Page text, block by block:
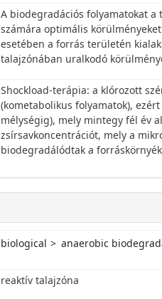
A biodegradációs folyamatokat
számára optimális
esetében a forrás területén
talajzónában uralkodó
Shockload-terápia: a klórozott
(kometabolikus folyamatok),
mélységig), mely mintegy fél év
zsírsavkoncentrációt, mely a
biodegradálódtak a
biological anaerobic
reaktív talajzóna